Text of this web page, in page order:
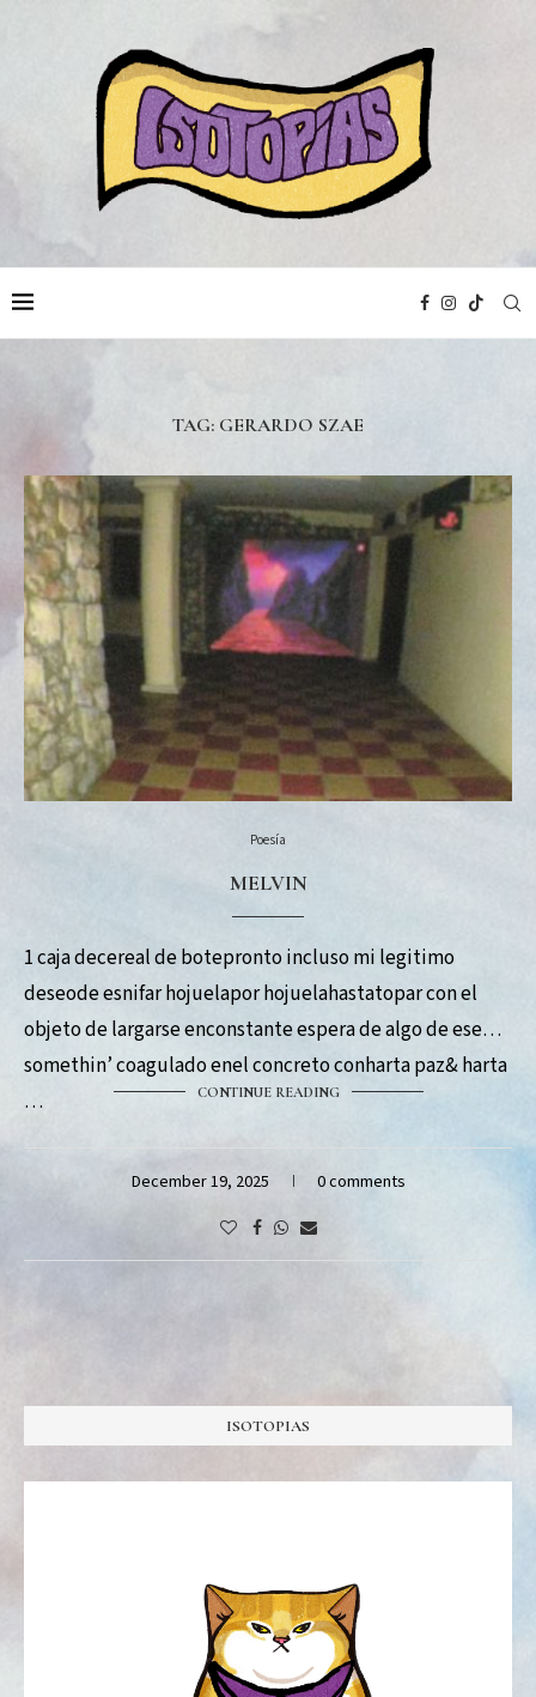
TAG: GERARDO SZAE
Poesía
MELVIN
1 caja decereal de botepronto incluso mi legitimo
deseode esnifar hojuelapor hojuelahastatopar con el
objeto de largarse enconstante espera de algo de ese
somethin’ coagulado enel concreto conharta paz& harta
…
CONTINUE READING
December 19, 2025 0 comments
ISOTOPIAS